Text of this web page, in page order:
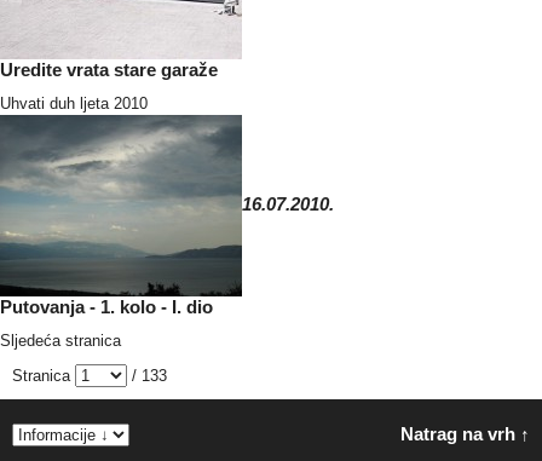
Uredite vrata stare garaže
Uhvati duh ljeta 2010
16.07.2010.
Putovanja - 1. kolo - I. dio
Sljedeća stranica
Stranica
/ 133
Natrag na vrh ↑